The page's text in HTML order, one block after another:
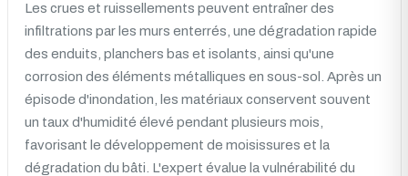
Les crues et ruissellements peuvent entraîner des
infiltrations par les murs enterrés, une dégradation rapide
des enduits, planchers bas et isolants, ainsi qu'une
corrosion des éléments métalliques en sous-sol. Après un
épisode d'inondation, les matériaux conservent souvent
un taux d'humidité élevé pendant plusieurs mois,
favorisant le développement de moisissures et la
dégradation du bâti. L'expert évalue la vulnérabilité du